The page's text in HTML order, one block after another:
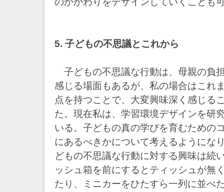
5. 子どもの不思議とこれから
子どもの不思議な行動は、母親の負
感じる場面もあるが、私の場合はこれ
点を持つことで、大変興味深く感じる
た。現在私は、学習環境デザインを研
いる。子どもの真の学びを育むための
にあるべきかについて考えるようにな
どもの不思議な行動に対する興味は続
ッシュ箱を前にするとティッシュが無
たり、ミニカーをひたすら一列に並べ